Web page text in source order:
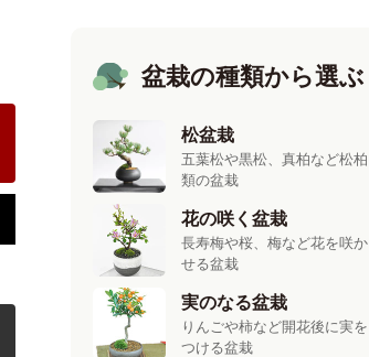
盆栽の種類から選ぶ
松盆栽
五葉松や黒松、真柏など松柏
類の盆栽
花の咲く盆栽
長寿梅や桜、梅など花を咲か
せる盆栽
実のなる盆栽
りんごや柿など開花後に実を
つける盆栽